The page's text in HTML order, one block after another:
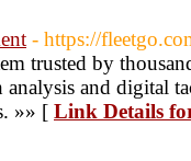
- https://
trusted by
analysis and digital
»» [ Link Details